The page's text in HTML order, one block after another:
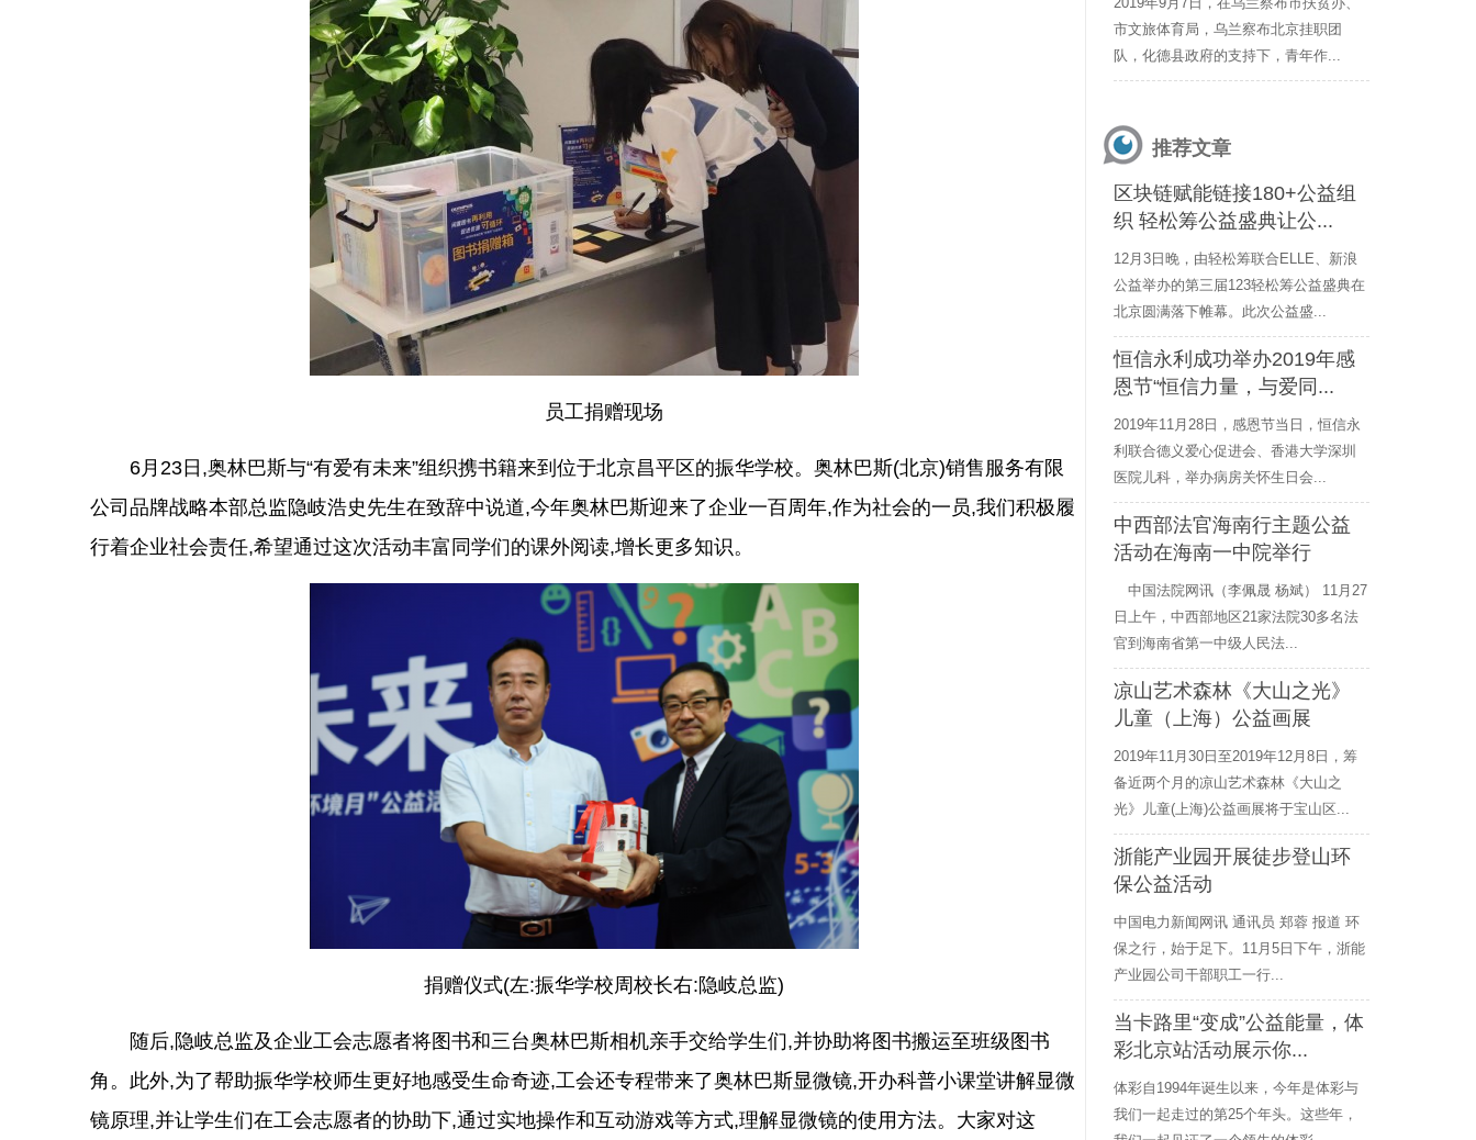
员工捐赠现场
6月23日,奥林巴斯与“有爱有未来”组织携书籍来到位于北京昌平区的振华学校。奥林巴斯(北京)销售服务有限
公司品牌战略本部总监隐岐浩史先生在致辞中说道,今年奥林巴斯迎来了企业一百周年,作为社会的一员,我们积极履
行着企业社会责任,希望通过这次活动丰富同学们的课外阅读,增长更多知识。
捐赠仪式(左:振华学校周校长右:隐岐总监)
随后,隐岐总监及企业工会志愿者将图书和三台奥林巴斯相机亲手交给学生们,并协助将图书搬运至班级图书
角。此外,为了帮助振华学校师生更好地感受生命奇迹,工会还专程带来了奥林巴斯显微镜,开办科普小课堂讲解显微
镜原理,并让学生们在工会志愿者的协助下,通过实地操作和互动游戏等方式,理解显微镜的使用方法。大家对这
市文旅体育局，乌兰察布北京挂职团
队，化德县政府的支持下，青年作...
推荐文章
区块链赋能链接180+公益组
织 轻松筹公益盛典让公...
12月3日晚，由轻松筹联合ELLE、新浪
公益举办的第三届123轻松筹公益盛典在
北京圆满落下帷幕。此次公益盛...
恒信永利成功举办2019年感
恩节“恒信力量，与爱同...
2019年11月28日，感恩节当日，恒信永
利联合德义爱心促进会、香港大学深圳
医院儿科，举办病房关怀生日会...
中西部法官海南行主题公益
活动在海南一中院举行
中国法院网讯（李佩晟 杨斌） 11月27
日上午，中西部地区21家法院30多名法
官到海南省第一中级人民法...
凉山艺术森林《大山之光》
儿童（上海）公益画展
2019年11月30日至2019年12月8日，筹
备近两个月的凉山艺术森林《大山之
光》儿童(上海)公益画展将于宝山区...
浙能产业园开展徒步登山环
保公益活动
中国电力新闻网讯 通讯员 郑蓉 报道 环
保之行，始于足下。11月5日下午，浙能
产业园公司干部职工一行...
当卡路里“变成”公益能量，体
彩北京站活动展示你...
体彩自1994年诞生以来，今年是体彩与
我们一起走过的第25个年头。这些年，